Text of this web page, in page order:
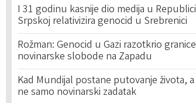
I 31 godinu kasnije dio medija u Republici
Srpskoj relativizira genocid u Srebrenici
Rožman: Genocid u Gazi razotkrio granice
novinarske slobode na Zapadu
Kad Mundijal postane putovanje života, a
ne samo novinarski zadatak